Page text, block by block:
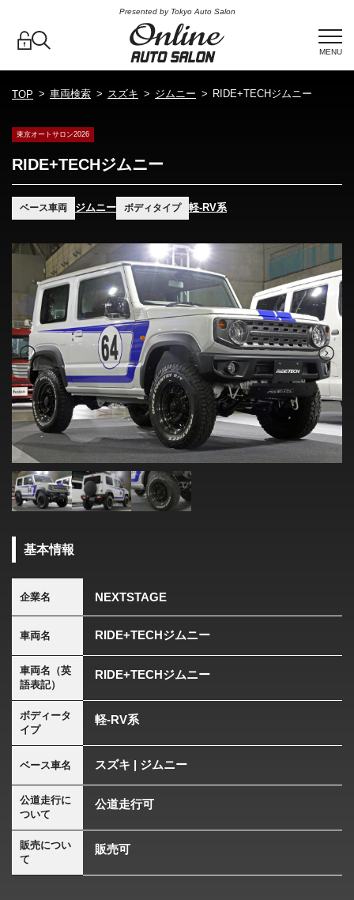
Presented by Tokyo Auto Salon
MENU
TOP 車両検索 スズキ ジムニー RIDE+TECHジムニー
東京オートサロン2026
RIDE+TECHジムニー
ベース車両 ジムニー ボディタイプ 軽-RV系
基本情報
企業名 NEXTSTAGE
車両名 RIDE+TECHジムニー
車両名（英
語表記）
RIDE+TECHジムニー
ボディータ
イプ
軽-RV系
ベース車名 スズキ | ジムニー
公道走行に
ついて
公道走行可
販売につい
て
販売可